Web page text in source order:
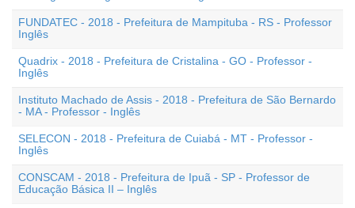
FUNDATEC - 2018 - Prefeitura de Mampituba - RS - Professor
Inglês
Quadrix - 2018 - Prefeitura de Cristalina - GO - Professor -
Inglês
Instituto Machado de Assis - 2018 - Prefeitura de São Bernardo
- MA - Professor - Inglês
SELECON - 2018 - Prefeitura de Cuiabá - MT - Professor -
Inglês
CONSCAM - 2018 - Prefeitura de Ipuã - SP - Professor de
Educação Básica II – Inglês